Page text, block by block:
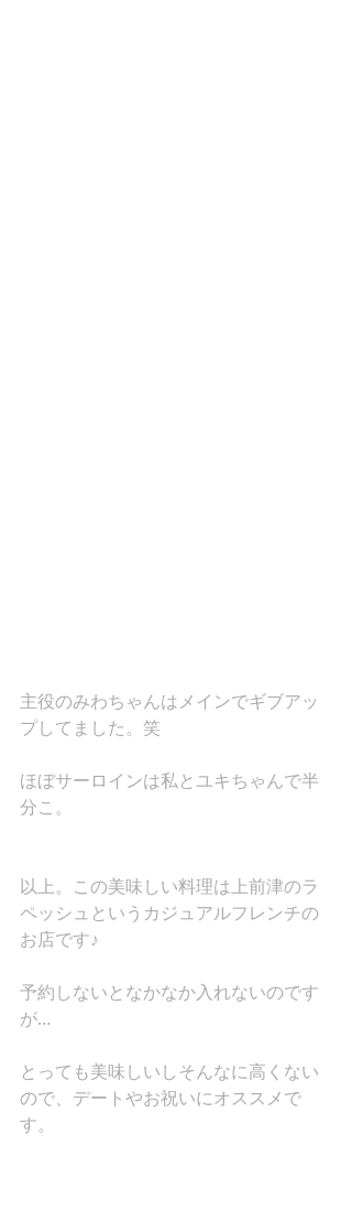
主役のみわちゃんはメインでギブアッ
プしてました。笑
ほぼサーロインは私とユキちゃんで半
分こ。
以上。この美味しい料理は上前津のラ
ペッシュというカジュアルフレンチの
お店です♪
予約しないとなかなか入れないのです
が…
とっても美味しいしそんなに高くない
ので、デートやお祝いにオススメで
す。